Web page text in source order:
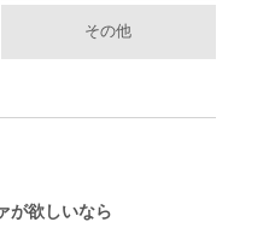
その他
が欲しいなら